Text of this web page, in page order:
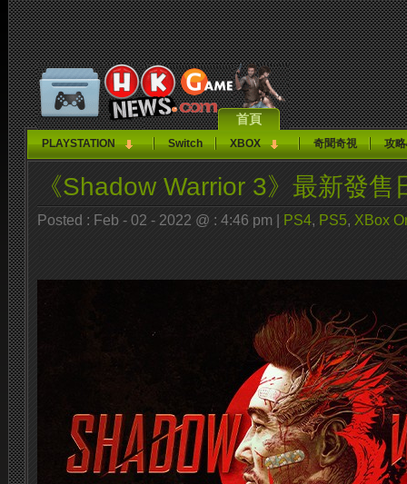
首頁
PLAYSTATION Switch XBOX 奇聞奇視 攻
《Shadow Warrior 3》最新發售
Posted : Feb - 02 - 2022 @ : 4:46 pm | PS4, PS5, XBox